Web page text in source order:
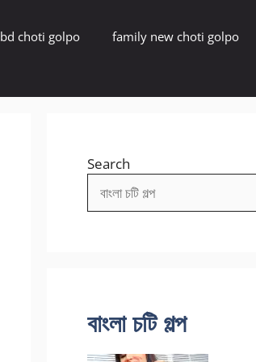
bd choti golpo
family new choti golpo
Search
বাংলা চটি গল্প